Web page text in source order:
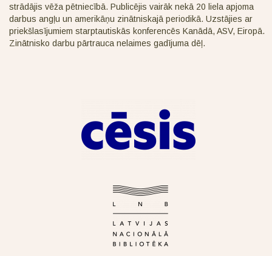
strādājis vēža pētniecībā. Publicējis vairāk nekā 20 liela apjoma
darbus angļu un amerikāņu zinātniskajā periodikā. Uzstājies ar
priekšlasījumiem starptautiskās konferencēs Kanādā, ASV, Eiropā.
Zinātnisko darbu pārtrauca nelaimes gadījuma dēļ.